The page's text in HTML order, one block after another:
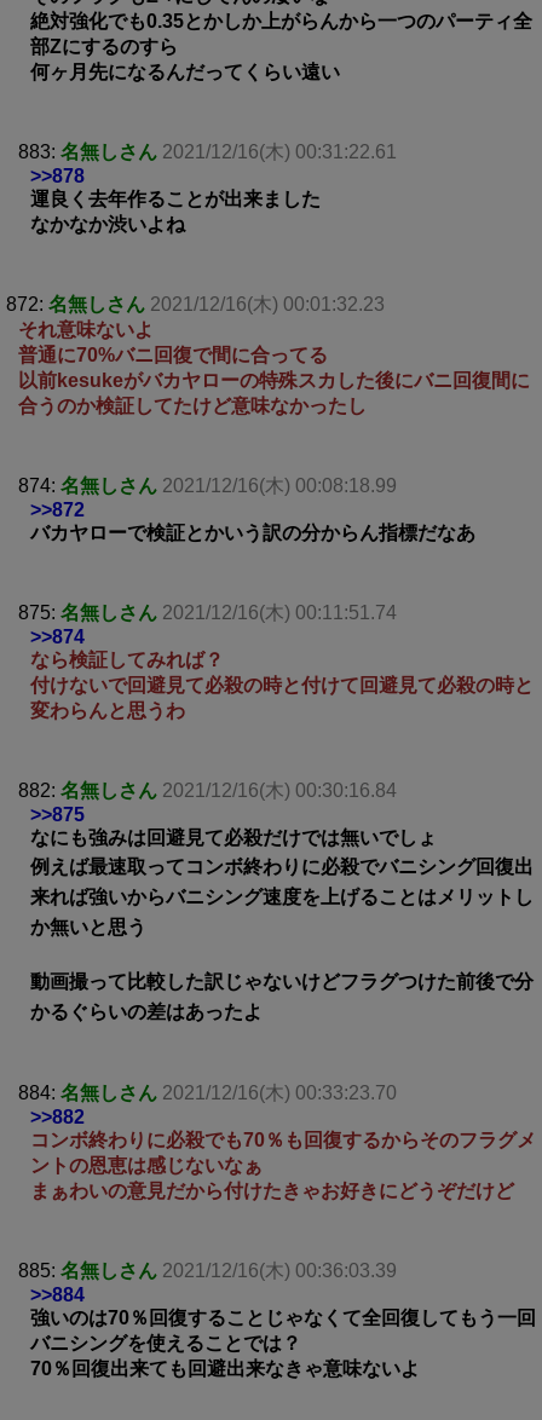
絶対強化でも0.35とかしか上がらんから一つのパーティ全
部Zにするのすら
何ヶ月先になるんだってくらい遠い
883: 名無しさん 2021/12/16(木) 00:31:22.61
>>878
運良く去年作ることが出来ました
なかなか渋いよね
872: 名無しさん 2021/12/16(木) 00:01:32.23
それ意味ないよ
普通に70%バニ回復で間に合ってる
以前kesukeがバカヤローの特殊スカした後にバニ回復間に
合うのか検証してたけど意味なかったし
874: 名無しさん 2021/12/16(木) 00:08:18.99
>>872
バカヤローで検証とかいう訳の分からん指標だなあ
875: 名無しさん 2021/12/16(木) 00:11:51.74
>>874
なら検証してみれば？
付けないで回避見て必殺の時と付けて回避見て必殺の時と
変わらんと思うわ
882: 名無しさん 2021/12/16(木) 00:30:16.84
>>875
なにも強みは回避見て必殺だけでは無いでしょ
例えば最速取ってコンボ終わりに必殺でバニシング回復出
来れば強いからバニシング速度を上げることはメリットし
か無いと思う
動画撮って比較した訳じゃないけどフラグつけた前後で分
かるぐらいの差はあったよ
884: 名無しさん 2021/12/16(木) 00:33:23.70
>>882
コンボ終わりに必殺でも70％も回復するからそのフラグメ
ントの恩恵は感じないなぁ
まぁわいの意見だから付けたきゃお好きにどうぞだけど
885: 名無しさん 2021/12/16(木) 00:36:03.39
>>884
強いのは70％回復することじゃなくて全回復してもう一回
バニシングを使えることでは？
70％回復出来ても回避出来なきゃ意味ないよ